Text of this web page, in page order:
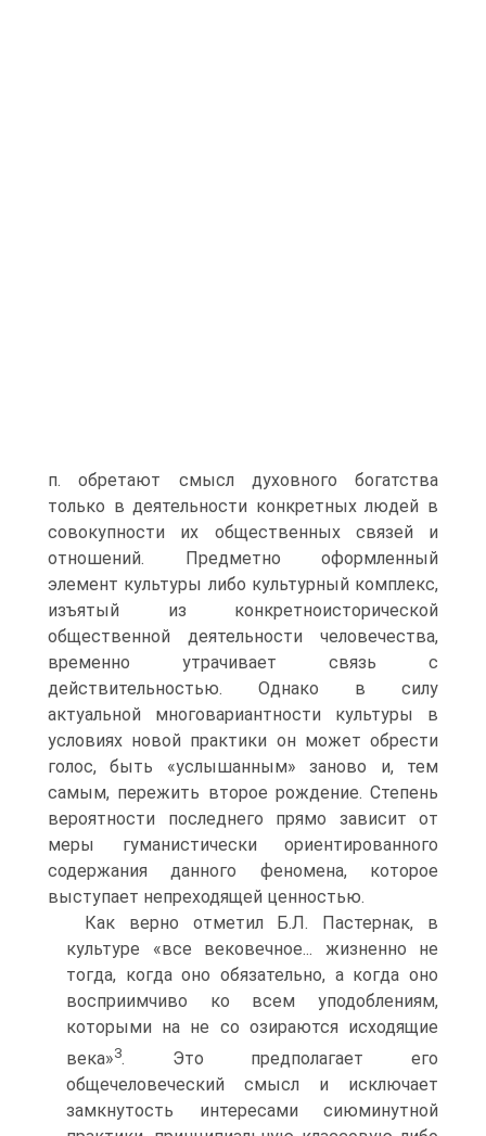
п. обретают смысл духовного богатства
только в деятельности конкретных людей в
совокупности их общественных связей и
отношений. Предметно оформленный
элемент культуры либо культурный комплекс,
изъятый из конкретноисторической
общественной деятельности человечества,
временно утрачивает связь с
действительностью. Однако в силу
актуальной многовариантности культуры в
условиях новой практики он может обрести
голос, быть «услышанным» заново и, тем
самым, пережить второе рождение. Степень
вероятности последнего прямо зависит от
меры гуманистически ориентированного
содержания данного феномена, которое
выступает непреходящей ценностью.
Как верно отметил Б.Л. Пастернак, в
культуре «все вековечное... жизненно не
тогда, когда оно обязательно, а когда оно
восприимчиво ко всем уподоблениям,
которыми на не со озираются исходящие
века»3. Это предполагает его
общечеловеческий смысл и исключает
замкнутость интересами сиюминутной